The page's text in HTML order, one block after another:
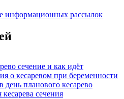
информационных рассылок
сечение и как идёт
о кесаревом при беременности
день планового кесарево
сечения